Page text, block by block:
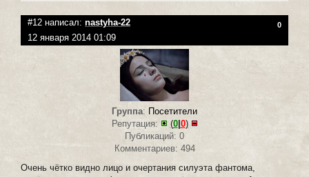
#12 написал: nastyha-22 0
12 января 2014 01:09
Группа: Посетители
Репутация:
(0|0)
Публикаций: 0
Комментариев: 494
Очень чётко видно лицо и очертания силуэта фантома,